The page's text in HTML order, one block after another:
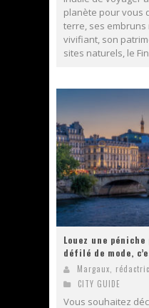
planète pour vous
terre, ses
vivifiant, son
sites naturels, le
Louez une
défilé de mode,
Margaux,
CITY GUIDE
Vous souhaitez